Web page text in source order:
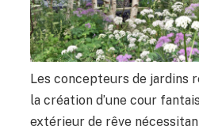
Les concepteurs de jardins
la création d’une cour
extérieur de rêve